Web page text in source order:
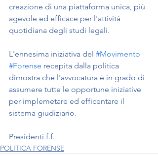
creazione di una piattaforma unica, più
agevole ed efficace per l'attività
quotidiana degli studi legali.
L'ennesima iniziativa del #Movimento
#Forense recepita dalla politica
dimostra che l'avvocatura è in grado di
assumere tutte le opportune iniziative
per implemetare ed efficentare il
sistema giudiziario.
Presidenti f.f.
POLITICA FORENSE